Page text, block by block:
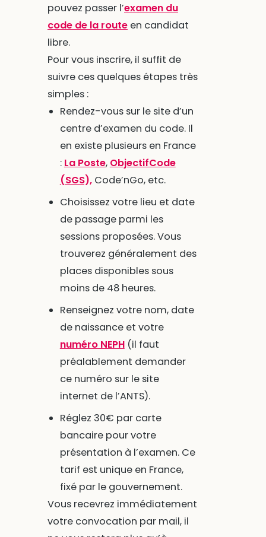
pouvez passer l’examen du
code de la routeen candidat
libre.
Pour vous inscrire, il suffit de
suivre ces quelques étapes très
simples :
Rendez-vous sur le site d’un
centre d’examen du code. Il
en existe plusieurs en France
: La Poste, ObjectifCode
(SGS),Code’nGo, etc.
Choisissez votre lieu et date
de passage parmi les
sessions proposées. Vous
trouverez généralement des
places disponibles sous
moins de 48 heures.
Renseignez votre nom, date
de naissance et votre
numéro NEPH(il faut
préalablement demander
ce numéro sur le site
internet de l’ANTS).
Réglez 30€ par carte
bancaire pour votre
présentation à l’examen. Ce
tarif est unique en France,
fixé par le gouvernement.
Vous recevrez immédiatement
votre convocation par mail, il